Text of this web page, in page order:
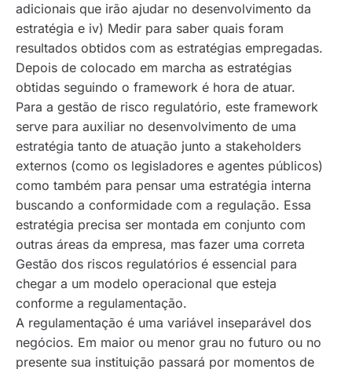
adicionais que irão ajudar no desenvolvimento da
estratégia e iv) Medir para saber quais foram
resultados obtidos com as estratégias empregadas.
Depois de colocado em marcha as estratégias
obtidas seguindo o framework é hora de atuar.
Para a gestão de risco regulatório, este framework
serve para auxiliar no desenvolvimento de uma
estratégia tanto de atuação junto a stakeholders
externos (como os legisladores e agentes públicos)
como também para pensar uma estratégia interna
buscando a conformidade com a regulação. Essa
estratégia precisa ser montada em conjunto com
outras áreas da empresa, mas fazer uma correta
Gestão dos riscos regulatórios é essencial para
chegar a um modelo operacional que esteja
conforme a regulamentação.
A regulamentação é uma variável inseparável dos
negócios. Em maior ou menor grau no futuro ou no
presente sua instituição passará por momentos de